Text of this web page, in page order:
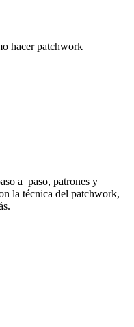
hacer patchwork
a paso, patrones y
la técnica del patchwork,